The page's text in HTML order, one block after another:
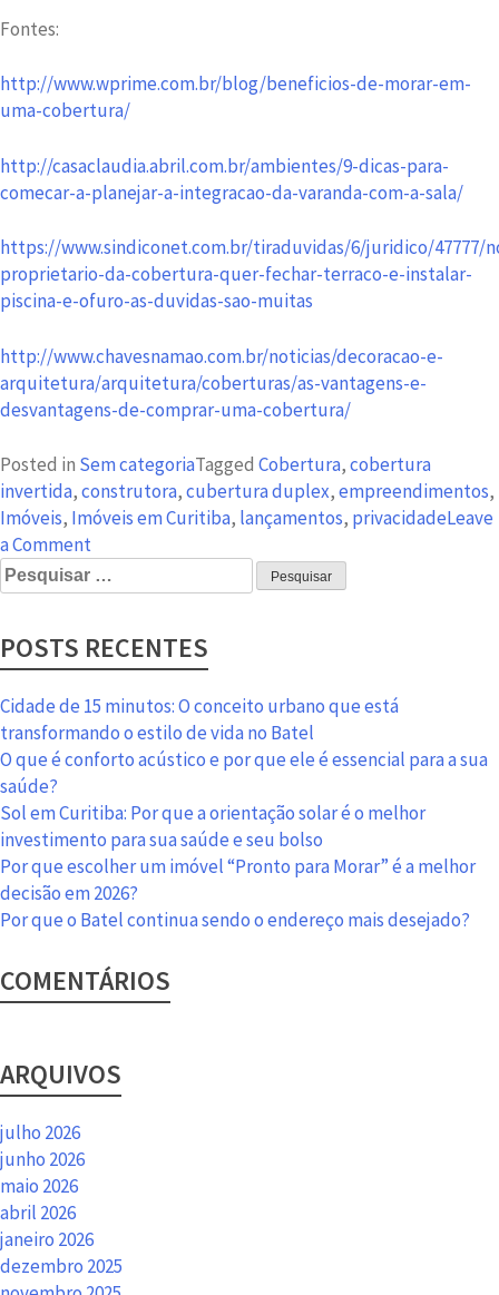
Fontes:
http://www.wprime.com.br/blog/beneficios-de-morar-em-
uma-cobertura/
http://casaclaudia.abril.com.br/ambientes/9-dicas-para-
comecar-a-planejar-a-integracao-da-varanda-com-a-sala/
https://www.sindiconet.com.br/tiraduvidas/6/juridico/47777/
proprietario-da-cobertura-quer-fechar-terraco-e-instalar-
piscina-e-ofuro-as-duvidas-sao-muitas
http://www.chavesnamao.com.br/noticias/decoracao-e-
arquitetura/arquitetura/coberturas/as-vantagens-e-
desvantagens-de-comprar-uma-cobertura/
Posted in Sem categoriaTagged Cobertura,cobertura
invertida,construtora,cubertura duplex,empreendimentos,
Imóveis, Imóveis em Curitiba, lançamentos, privacidadeLeave
a Comment
invertida
mais
privacidade
Pesquisar
por:
POSTS RECENTES
Cidade de 15 minutos: O conceito urbano que está
transformando o estilo de vida no Batel
O que é conforto acústico e por que ele é essencial para a sua
saúde?
Sol em Curitiba: Por que a orientação solar é o melhor
investimento para sua saúde e seu bolso
Por que escolher um imóvel “Pronto para Morar” é a melhor
decisão em 2026?
Por que o Batel continua sendo o endereço mais desejado?
COMENTÁRIOS
ARQUIVOS
julho 2026
junho 2026
maio 2026
abril 2026
janeiro 2026
dezembro 2025